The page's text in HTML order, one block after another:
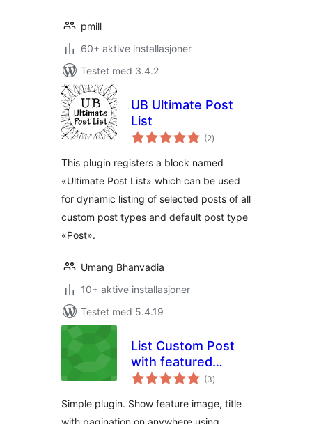
pmill
60+ aktive installasjoner
Testet med 3.4.2
UB Ultimate Post
List
(2totale
vurderinger
)
This plugin registers a block named
«Ultimate Post List» which can be used
for dynamic listing of selected posts of all
custom post types and default post type
«Post».
Umang Bhanvadia
10+ aktive installasjoner
Testet med 5.4.19
List Custom Post
with featured
image
(3totale
vurderinger
)
Simple plugin. Show feature image, title
with pagination on anywhere using